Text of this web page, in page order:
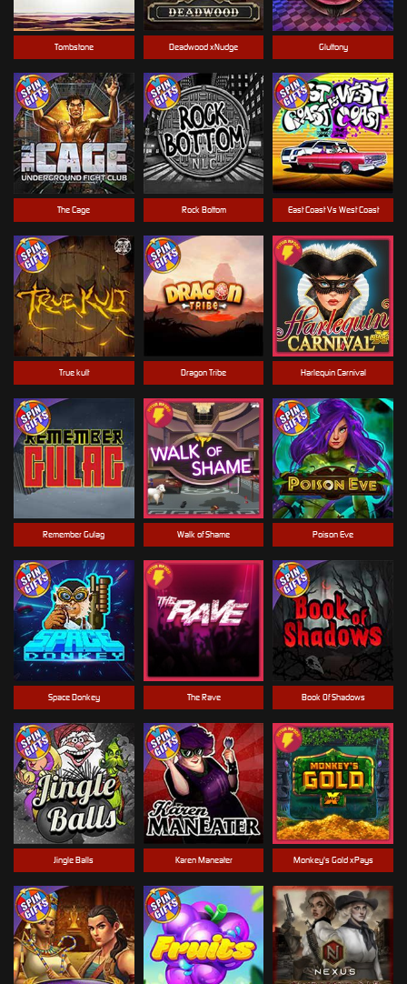
Book Of Shadows
Rock Bottom
The Cage
Space Donkey
Monkey's Gold xPays
Poison Eve
Dragon Tribe
Gluttony
Deadwood xNudge
Tombstone
East Coast Vs West Coast
Jingle Balls
Harlequin Carnival
Walk of Shame
Remember Gulag
Karen Maneater
True kult
The Rave